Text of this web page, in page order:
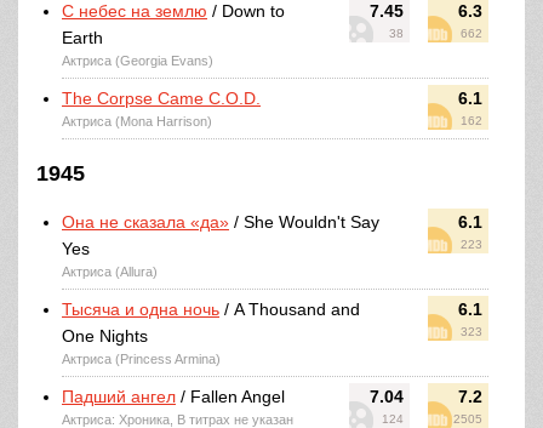
7.45
38
6.3
662
С небес на землю / Down to
Earth
Актриса (Georgia Evans)
6.1
162
The Corpse Came C.O.D.
Актриса (Mona Harrison)
1945
6.1
223
Она не сказала «да» / She Wouldn't Say
Yes
Актриса (Allura)
6.1
323
Тысяча и одна ночь / A Thousand and
One Nights
Актриса (Princess Armina)
7.04
124
7.2
2505
Падший ангел / Fallen Angel
Актриса: Хроника, В титрах не указан